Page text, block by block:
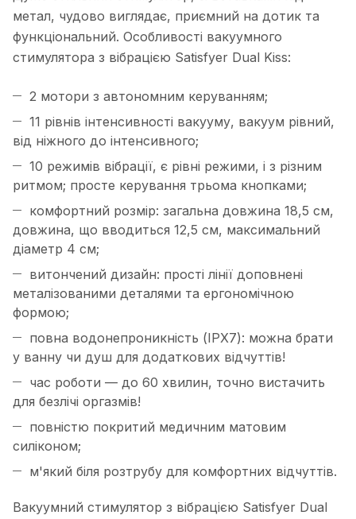
метал, чудово виглядає, приємний на дотик та
функціональний. Особливості вакуумного
стимулятора з вібрацією Satisfyer Dual Kiss:
2 мотори з автономним керуванням;
11 рівнів інтенсивності вакууму, вакуум рівний,
від ніжного до інтенсивного;
10 режимів вібрації, є рівні режими, і з різним
ритмом; просте керування трьома кнопками;
комфортний розмір: загальна довжина 18,5 см,
довжина, що вводиться 12,5 см, максимальний
діаметр 4 см;
витончений дизайн: прості лінії доповнені
металізованими деталями та ергономічною
формою;
повна водонепроникність (IPX7): можна брати
у ванну чи душ для додаткових відчуттів!
час роботи — до 60 хвилин, точно вистачить
для безлічі оргазмів!
повністю покритий медичним матовим
силіконом;
м'який біля розтрубу для комфортних відчуттів.
Вакуумний стимулятор з вібрацією Satisfyer Dual